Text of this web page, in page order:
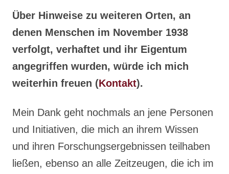
Über Hinweise zu weiteren Orten, an
denen Menschen im November 1938
verfolgt, verhaftet und ihr Eigentum
angegriffen wurden, würde ich mich
weiterhin freuen (Kontakt).
Mein Dank geht nochmals an jene Personen
und Initiativen, die mich an ihrem Wissen
und ihren Forschungsergebnissen teilhaben
ließen, ebenso an alle Zeitzeugen, die ich im